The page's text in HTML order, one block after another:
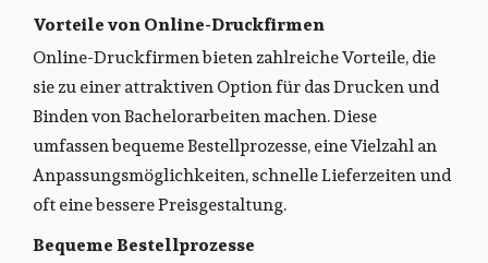
Vorteile von Online-Druckfirmen
Online-Druckfirmen bieten zahlreiche Vorteile, die
sie zu einer attraktiven Option für das Drucken und
Binden von Bachelorarbeiten machen. Diese
umfassen bequeme Bestellprozesse, eine Vielzahl an
Anpassungsmöglichkeiten, schnelle Lieferzeiten und
oft eine bessere Preisgestaltung.
Bequeme Bestellprozesse